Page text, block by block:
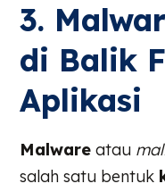
3.
di Balik
Aplikasi
Malware atau
salah satu bentuk